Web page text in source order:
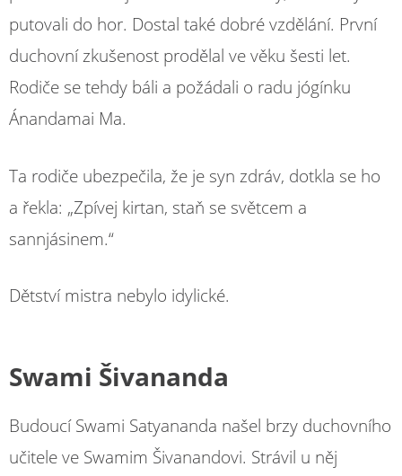
putovali do hor. Dostal také dobré vzdělání. První
duchovní zkušenost prodělal ve věku šesti let.
Rodiče se tehdy báli a požádali o radu jógínku
Ánandamai Ma.
Ta rodiče ubezpečila, že je syn zdráv, dotkla se ho
a řekla: „Zpívej kirtan, staň se světcem a
sannjásinem.“
Dětství mistra nebylo idylické.
Swami Šivananda
Budoucí Swami Satyananda našel brzy duchovního
učitele ve Swamim Šivanandovi. Strávil u něj